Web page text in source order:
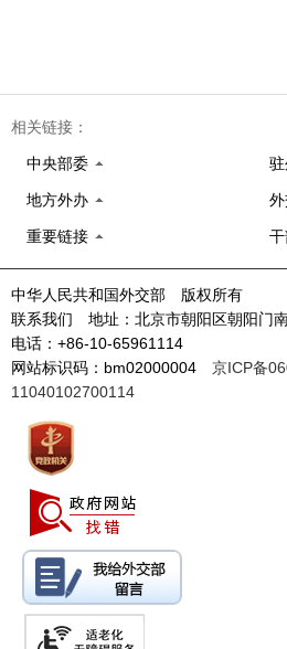
相关链接：
中央部委
地方外办
重要链接
中华人民共和国外交部 版权所有
联系我们 地址：北京市朝阳区朝阳
电话：+86-10-65961114
网站标识码：bm02000004 京ICP备
11040102700114